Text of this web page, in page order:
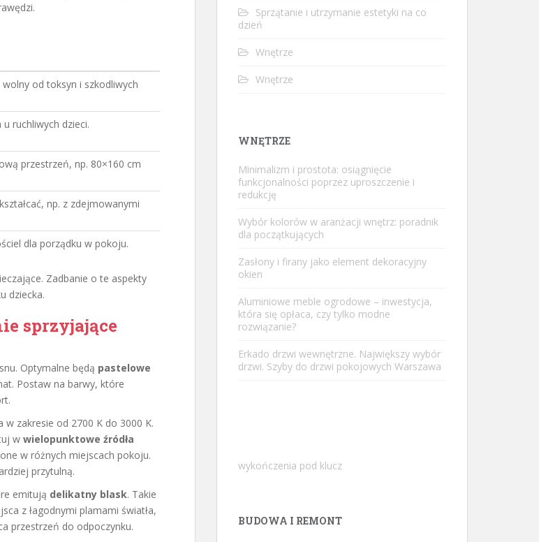
od toksyn i szkodliwych
ruchliwych dzieci.
przestrzeń, np. 80×160 cm
np. z zdejmowanymi
dla porządku w pokoju.
Zadbanie o te aspekty
dziecka.
sprzyjające
Optymalne będą pastelowe
Postaw na barwy, które
w zakresie od 2700 K do 3000 K.
w wielopunktowe źródła
w różnych miejscach pokoju.
przytulną.
emitują delikatny blask. Takie
z łagodnymi plamami światła,
przestrzeń do odpoczynku.
Sprzątanie i utrzymanie estetyki na co
dzień
Wnętrze
Wnętrze
WNĘTRZE
Minimalizm i prostota: osiągnięcie
funkcjonalności poprzez uproszczenie i
redukcję
Wybór kolorów w aranżacji wnętrz: poradnik
dla początkujących
Zasłony i firany jako element dekoracyjny
okien
Aluminiowe meble ogrodowe – inwestycja,
która się opłaca, czy tylko modne
rozwiązanie?
Erkado drzwi wewnętrzne. Największy wybór
drzwi. Szyby do drzwi pokojowych Warszawa
wykończenia pod klucz
BUDOWA I REMONT